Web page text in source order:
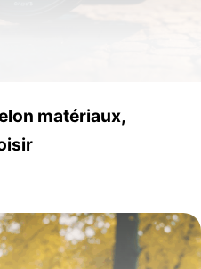
matériaux,